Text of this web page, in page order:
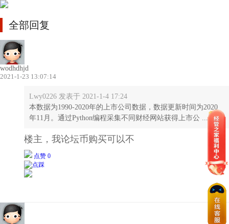
全部回复
wodhdhjd
2021-1-23 13:07:14
Lwy0226 发表于 2021-1-4 17:24
本数据为1990-2020年的上市公司数据，数据更新时间为2020
年11月。通过Python编程采集不同财经网站获得上市公 ...
楼主，我论坛币购买可以不
点赞 0